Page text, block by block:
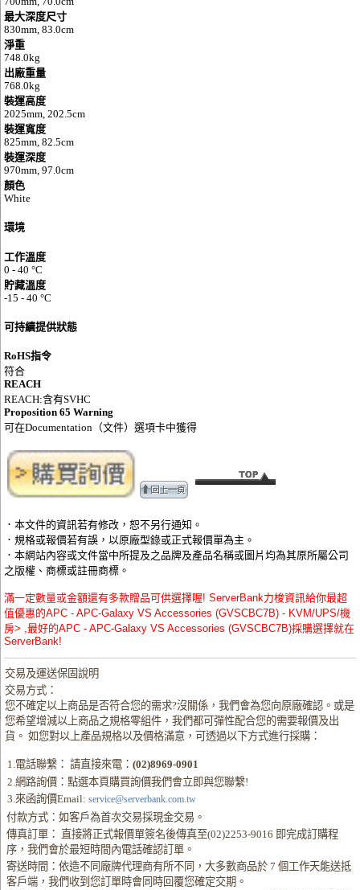
最大深度尺寸
830mm, 83.0cm
淨重
748.0kg
出廠重量
768.0kg
裝運高度
2025mm, 202.5cm
裝運寬度
825mm, 82.5cm
裝運深度
970mm, 97.0cm
顏色
White
環境
工作溫度
0 - 40 °C
貯藏溫度
-15 - 40 °C
可持續提供狀態
RoHS指令
符合
REACH
REACH:含有SVHC
Proposition 65 Warning
可在Documentation（文件）選項卡中獲得
．本文件的資訊若有修改，恕不另行通知。
．規格或報價若有誤，以原廠型錄或正式報價單為主。
．本網站內容或文件當中所提及之品牌及產品名稱或圖片均為其原所屬公司
之版權、商標或註冊商標。
滿一定數量或金額還有多款贈品可供選擇喔! ServerBank力梭資訊給你最超
值優惠的APC - APC-Galaxy VS Accessories (GVSCBC7B) - KVM/UPS/機
房> ,最好的APC - APC-Galaxy VS Accessories (GVSCBC7B)採購選擇就在
ServerBank!
交易及運送保固說明
交易方式：
您不確定以上商品是否符合您的需求?沒關係，我們會為您向原廠確認。或是
您希望增減以上商品之規格零組件，我們都可彈性配合您的需要報價及出
貨。 如您對以上產品規格以及價格滿意，可透過以下方式進行採購：
1.電話聯繫： 請直接來電：(02)8969-0901
2.網路詢價：點選本頁購買詢價我們會立即與您聯繫!
3.來函詢價Email: service@serverbank.com.tw
付款方式：如客戶為首次交易採現金交易。
傳真訂單： 直接將正式報價單簽名後傳真至(02)2253-9016 即完成訂購程
序，我們會於最短時間內電話確認訂單。
寄送時間：依造不同廠牌代理商有所不同，大多數商品於 7 個工作天能送抵
客戶端，我們收到您訂單時會同時回覆您確定交期。